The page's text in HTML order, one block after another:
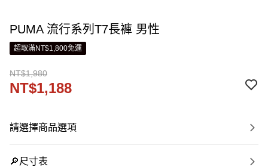
PUMA 流行系列T7長褲 男性
超取滿NT$1,800免運
NT$1,980
NT$1,188
請選擇商品選項
🔎尺寸表